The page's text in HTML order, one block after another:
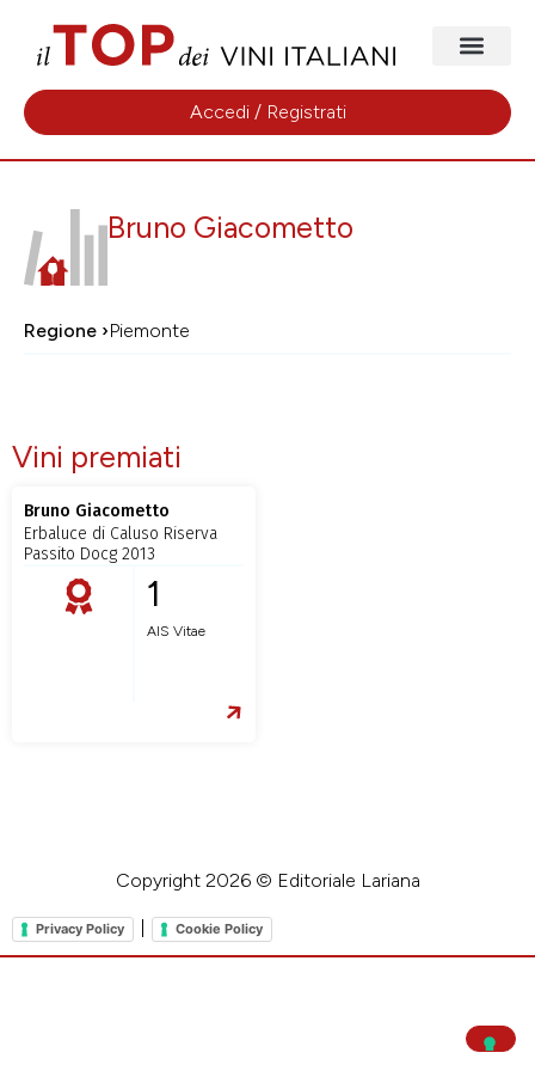
Accedi / Registrati
Bruno Giacometto
Regione ›Piemonte
Vini premiati
Bruno Giacometto
Erbaluce di Caluso Riserva
Passito Docg 2013
1
AIS Vitae
Copyright 2026 © Editoriale Lariana
Privacy Policy Cookie Policy